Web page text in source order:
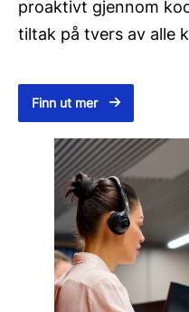
proaktivt gjennom
tiltak på tvers av alle
Finn ut mer